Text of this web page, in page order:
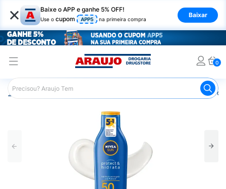
× Baixe o APP e ganhe 5% OFF!
Use o cupom APP5 na primeira compra
Baixar
0
Araujo Beleza e Cuidados